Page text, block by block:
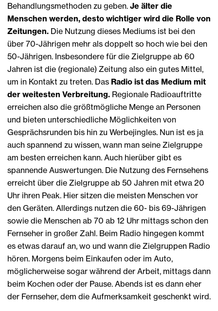
Behandlungsmethoden zu geben. Je älter die
Menschen werden, desto wichtiger wird die Rolle von
Zeitungen. Die Nutzung dieses Mediums ist bei den
über 70-Jährigen mehr als doppelt so hoch wie bei den
50-Jährigen. Insbesondere für die Zielgruppe ab 60
Jahren ist die (regionale) Zeitung also ein gutes Mittel,
um in Kontakt zu treten. Das Radio ist das Medium mit
der weitesten Verbreitung. Regionale Radioauftritte
erreichen also die größtmögliche Menge an Personen
und bieten unterschiedliche Möglichkeiten von
Gesprächsrunden bis hin zu Werbejingles. Nun ist es ja
auch spannend zu wissen, wann man seine Zielgruppe
am besten erreichen kann. Auch hierüber gibt es
spannende Auswertungen. Die Nutzung des Fernsehens
erreicht über die Zielgruppe ab 50 Jahren mit etwa 20
Uhr ihren Peak. Hier sitzen die meisten Menschen vor
den Geräten. Allerdings nutzen die 60- bis 69-Jährigen
sowie die Menschen ab 70 ab 12 Uhr mittags schon den
Fernseher in großer Zahl. Beim Radio hingegen kommt
es etwas darauf an, wo und wann die Zielgruppen Radio
hören. Morgens beim Einkaufen oder im Auto,
möglicherweise sogar während der Arbeit, mittags dann
beim Kochen oder der Pause. Abends ist es dann eher
der Fernseher, dem die Aufmerksamkeit geschenkt wird.